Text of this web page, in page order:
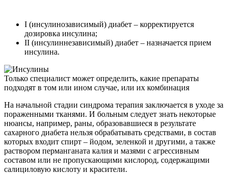
I (инсулинозависимый) диабет – корректируется
дозировка инсулина;
II (инсулиннезависимый) диабет – назначается прием
инсулина.
Только специалист может определить, какие препараты
подходят в том или ином случае, или их комбинация
На начальной стадии синдрома терапия заключается в уходе за
пораженными тканями. И больным следует знать некоторые
нюансы, например, раны, образовавшиеся в результате
сахарного диабета нельзя обрабатывать средствами, в состав
которых входит спирт – йодом, зеленкой и другими, а также
раствором перманганата калия и мазями с агрессивным
составом или не пропускающими кислород, содержащими
салициловую кислоту и красители.